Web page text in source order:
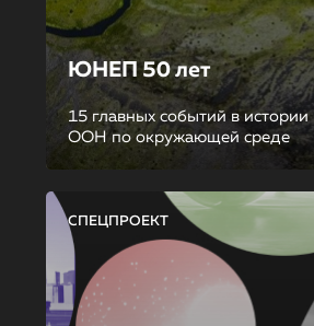
ЮНЕП 50 лет
15 главных событий в
ООН по окружающей среде
СПЕЦПРОЕКТ